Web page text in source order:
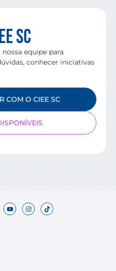
SC
equipe para
conhecer iniciativas
COM O CIEE SC